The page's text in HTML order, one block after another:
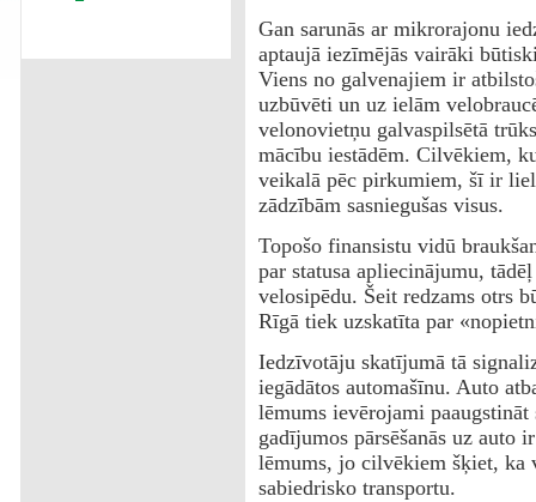
Gan sarunās ar mikrorajonu
aptaujā iezīmējās vairāki
Viens no galvenajiem ir
uzbūvēti un uz ielām
velonovietņu galvaspilsētā
mācību iestādēm. Cilvēkiem,
veikalā pēc pirkumiem, šī ir
zādzībām sasniegušas visus.
Topošo finansistu vidū
par statusa apliecinājumu,
velosipēdu. Šeit redzams otrs
Rīgā tiek uzskatīta par
Iedzīvotāju skatījumā tā
iegādātos automašīnu. Auto
lēmums ievērojami paaugstināt
gadījumos pārsēšanās uz auto
lēmums, jo cilvēkiem šķiet,
sabiedrisko transportu.